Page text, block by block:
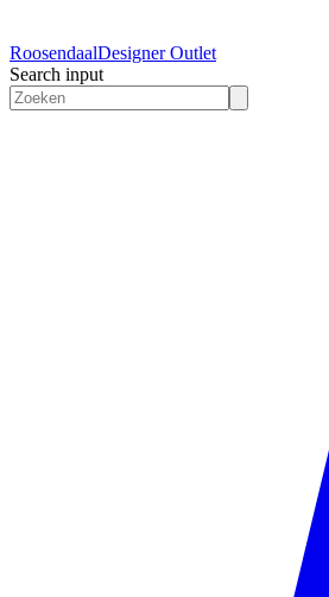
RoosendaalDesigner Outlet
Search input